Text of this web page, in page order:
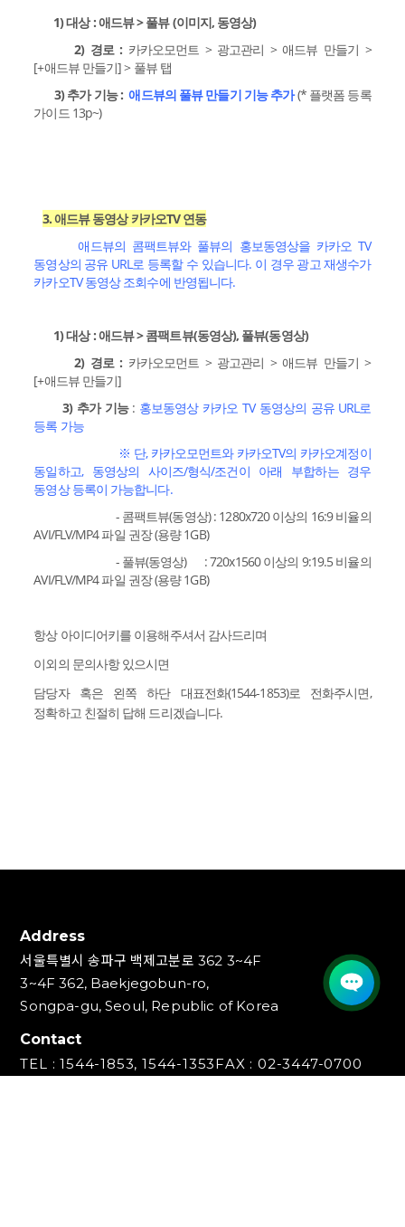
1) 대상 : 애드뷰 > 풀뷰 (이미지, 동영상)
2) 경로 : 카카오모먼트 > 광고관리 > 애드뷰 만들기 >
[+애드뷰 만들기] > 풀뷰 탭
3) 추가 기능 : 애드뷰의 풀뷰 만들기 기능 추가(* 플랫폼 등록
가이드 13p~)
3. 애드뷰 동영상 카카오TV 연동
애드뷰의 콤팩트뷰와 풀뷰의 홍보동영상을 카카오 TV
동영상의 공유 URL로 등록할 수 있습니다. 이 경우 광고 재생수가
카카오TV 동영상 조회수에 반영됩니다.
1) 대상 : 애드뷰 > 콤팩트뷰(동영상), 풀뷰(동영상)
2) 경로 : 카카오모먼트 > 광고관리 > 애드뷰 만들기 >
[+애드뷰 만들기]
3) 추가 기능: 홍보동영상 카카오 TV 동영상의 공유 URL로
등록 가능
※ 단, 카카오모먼트와 카카오TV의 카카오계정이
동일하고, 동영상의 사이즈/형식/조건이 아래 부합하는 경우
동영상 등록이 가능합니다.
- 콤팩트뷰(동영상) : 1280x720 이상의 16:9 비율의
AVI/FLV/MP4 파일 권장 (용량 1GB)
- 풀뷰(동영상) : 720x1560 이상의 9:19.5 비율의
AVI/FLV/MP4 파일 권장 (용량 1GB)
항상 아이디어키를 이용해주셔서 감사드리며
이외의 문의사항 있으시면
담당자 혹은 왼쪽 하단 대표전화(1544-1853)로 전화주시면,
정확하고 친절히 답해 드리겠습니다.
Address
서울특별시 송파구 백제고분로 362 3~4F
3~4F 362, Baekjegobun-ro,
Songpa-gu, Seoul, Republic of Korea
Contact
TEL : 1544-1853, 1544-1353FAX : 02-3447-0700